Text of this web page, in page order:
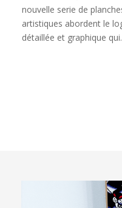
nouvelle serie de
artistiques abordent le
détaillée et graphique